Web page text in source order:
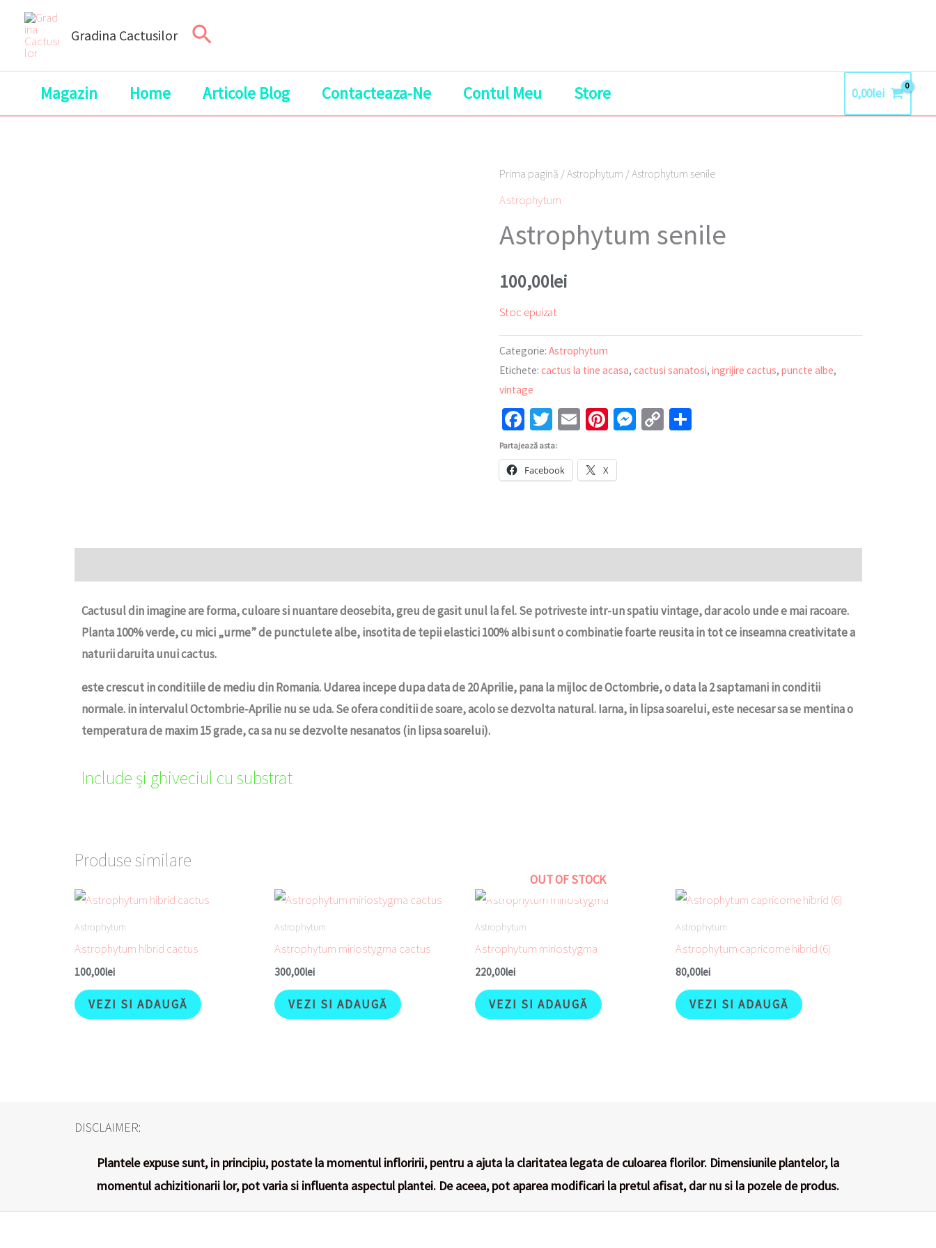
content
Gradina Cactusilor Search
Magazin Home Articole Blog Contacteaza-Ne Contul Meu Store 0,00lei
Prima pagină /Astrophytum / Astrophytum senile
Astrophytum
Astrophytum senile
100,00lei
Stoc epuizat
Categorie:Astrophytum
Etichete:cactus la tine acasa,cactusi sanatosi,ingrijire cactus,puncte albe,
vintage
Facebook
Twitter
EmailPinterest
Messenger
Copy
Partajează asta:
Facebook X
Cactusul din imagine are forma, culoare si nuantare deosebita, greu de gasit unul la fel. Se potriveste intr-un spatiu vintage, dar acolo unde e mai racoare.
Planta 100% verde, cu mici „urme” de punctulete albe, insotita de tepii elastici 100% albi sunt o combinatie foarte reusita in tot ce inseamna creativitate a
naturii daruita unui cactus.
este crescut in conditiile de mediu din Romania. Udarea incepe dupa data de 20 Aprilie, pana la mijloc de Octombrie, o data la 2 saptamani in conditii
normale. in intervalul Octombrie-Aprilie nu se uda. Se ofera conditii de soare, acolo se dezvolta natural. Iarna, in lipsa soarelui, este necesar sa se mentina o
temperatura de maxim 15 grade, ca sa nu se dezvolte nesanatos (in lipsa soarelui).
Include și ghiveciul cu substrat
Produse similare
Astrophytum
Astrophytum hibrid cactus
100,00lei
VEZI SI ADAUGĂ
Astrophytum
Astrophytum miriostygma cactus
300,00lei
VEZI SI ADAUGĂ
OUT OF STOCK
Astrophytum
Astrophytum miriostygma
220,00lei
VEZI SI ADAUGĂ
Astrophytum
Astrophytum capricorne hibrid (6)
80,00lei
VEZI SI ADAUGĂ
DISCLAIMER:
Plantele expuse sunt, in principiu, postate la momentul infloririi, pentru a ajuta la claritatea legata de culoarea florilor. Dimensiunile plantelor, la
momentul achizitionarii lor, pot varia si influenta aspectul plantei. De aceea, pot aparea modificari la pretul afisat, dar nu si la pozele de produs.